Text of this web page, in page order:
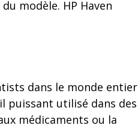
modèle. HP Haven
dans le monde entier
puissant utilisé dans des
médicaments ou la